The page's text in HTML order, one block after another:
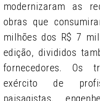
modernizaram as
obras que
milhões dos R$ 7
edição, divididos
fornecedores. Os
exército de
paisagistas,